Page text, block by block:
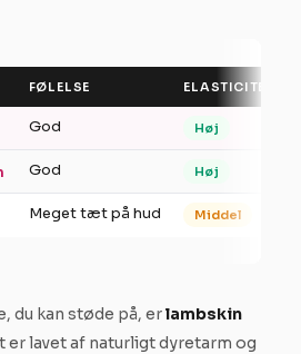
FØLELSE ELASTICITET
God Høj
God Høj
Meget tæt på hud Middel
du kan støde på, erlambskin
er lavet af naturligt dyretarm og